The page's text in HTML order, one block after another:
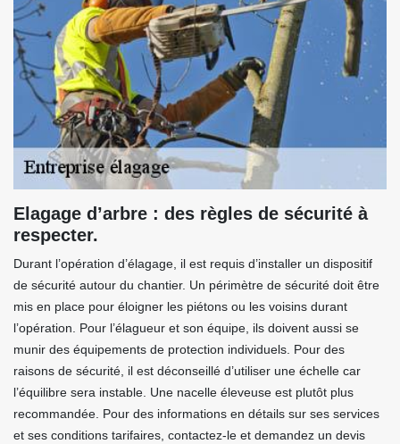
Elagage d’arbre : des règles de sécurité à
respecter.
Durant l’opération d’élagage, il est requis d’installer un dispositif
de sécurité autour du chantier. Un périmètre de sécurité doit être
mis en place pour éloigner les piétons ou les voisins durant
l’opération. Pour l’élagueur et son équipe, ils doivent aussi se
munir des équipements de protection individuels. Pour des
raisons de sécurité, il est déconseillé d’utiliser une échelle car
l’équilibre sera instable. Une nacelle éleveuse est plutôt plus
recommandée. Pour des informations en détails sur ses services
et ses conditions tarifaires, contactez-le et demandez un devis